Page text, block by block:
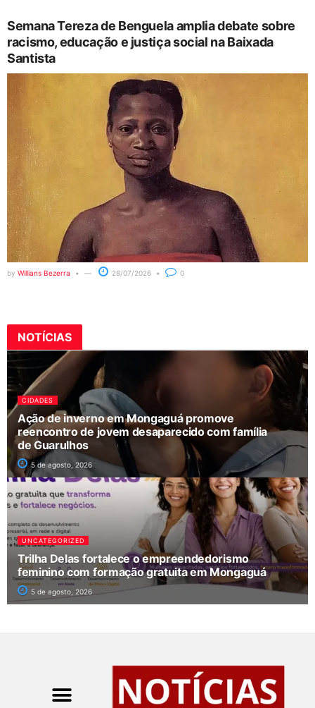
Semana Tereza de Benguela amplia debate sobre
racismo, educação e justiça social na Baixada
Santista
by Willians Bezerra 28/07/2026 0
NOTÍCIAS
CIDADES
Ação de inverno em Mongaguá promove
reencontro de jovem desaparecido com família
de Guarulhos
5 de agosto, 2026
UNCATEGORIZED
Trilha Delas fortalece o empreendedorismo
feminino com formação gratuita em Mongaguá
5 de agosto, 2026